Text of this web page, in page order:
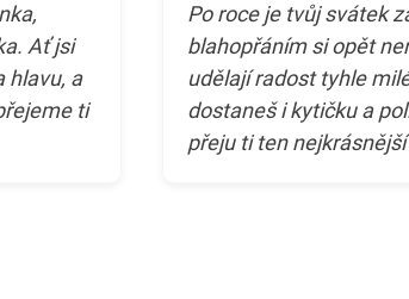
Ať jsi
hlavu, a
ti
Po roce je tvůj svátek
blahopřáním si opět
udělají radost tyhle
dostaneš i kytičku a
přeju ti ten